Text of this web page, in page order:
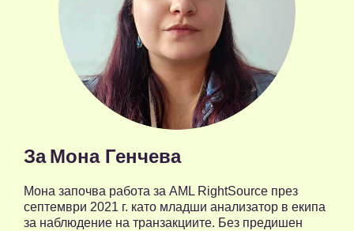
За Мона Генчева
Мона започва работа за AML RightSource през
септември 2021 г. като младши анализатор в екипа
за наблюдение на транзакциите. Без предишен